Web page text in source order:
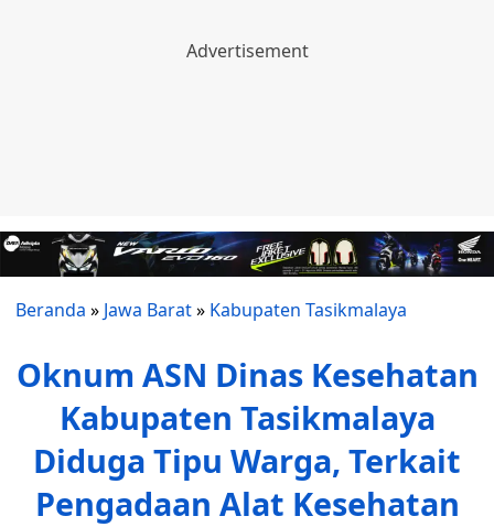
Beranda » Jawa Barat» Kabupaten Tasikmalaya
Oknum ASN Dinas Kesehatan
Kabupaten Tasikmalaya
Diduga Tipu Warga, Terkait
Pengadaan Alat Kesehatan